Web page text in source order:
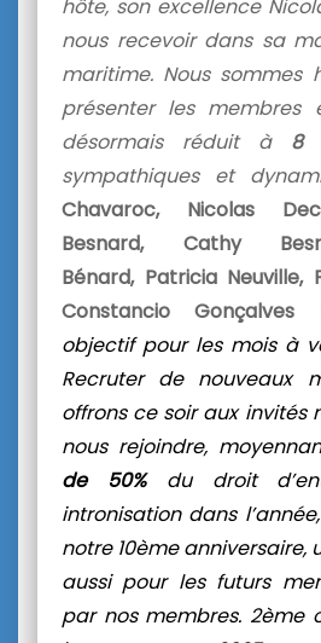
hôte, son excellence
nous recevoir dans sa
maritime. Nous sommes
présenter les membres
désormais réduit à 8
sympathiques et
Chavaroc, Nicolas
Besnard, Cathy
Bénard, Patricia Neuville,
Constancio Gonçalves
objectif pour les mois à
Recruter de nouveaux
offrons ce soir aux invités
nous rejoindre,
de 50%du droit
intronisation dans
notre 10ème anniversaire,
aussi pour les futurs
par nos membres. 2ème